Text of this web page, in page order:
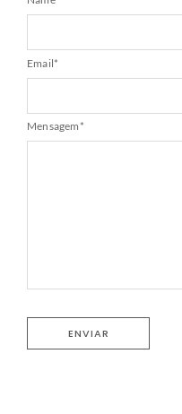
Email*